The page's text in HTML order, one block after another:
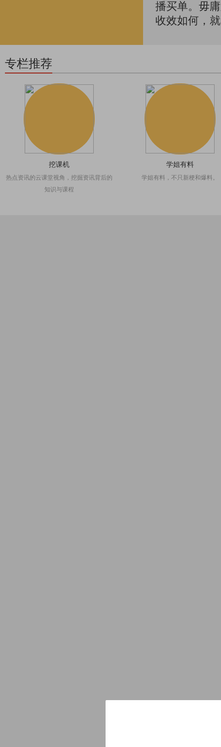
播买单。毋
收效如何，
专栏推荐
挖课机
热点资讯的云课堂视角，挖掘资讯背后的
知识与课程
学姐有料
学姐有料，不只新梗和爆料。